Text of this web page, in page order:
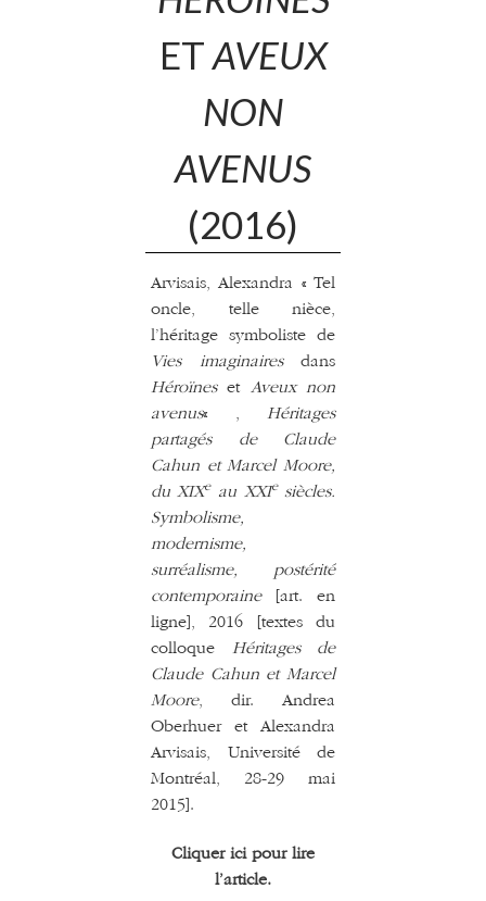
ETAVEUX
NON
AVENUS
(2016)
Arvisais, Alexandra « Tel
oncle, telle nièce,
l’héritage symboliste de
Vies imaginairesdans
Héroïneset Aveux non
avenus« ,Héritages
partagés de Claude
Cahun et Marcel Moore,
du XIXeau XXIesiècles.
Symbolisme,
modernisme,
surréalisme, postérité
contemporaine [art. en
ligne], 2016 [textes du
colloque Héritages de
Claude Cahun et Marcel
Moore, dir. Andrea
Oberhuer et Alexandra
Arvisais, Université de
Montréal, 28-29 mai
2015].
Cliquer ici pour lire
l’article.